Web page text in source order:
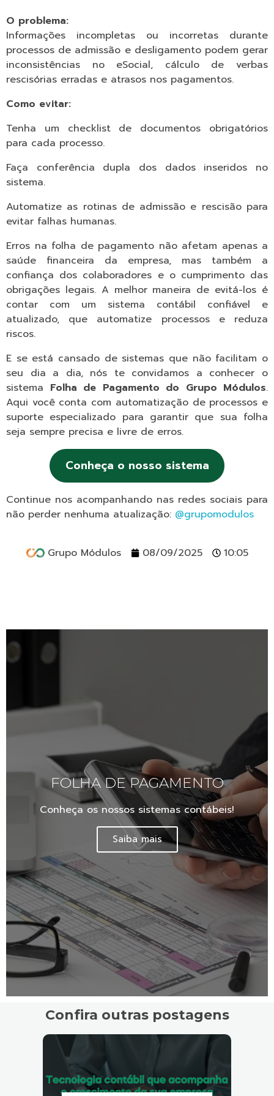
O problema:
Informações incompletas ou incorretas durante
processos de admissão e desligamento podem gerar
inconsistências no eSocial, cálculo de verbas
rescisórias erradas e atrasos nos pagamentos.
Como evitar:
Tenha um checklist de documentos obrigatórios
para cada processo.
Faça conferência dupla dos dados inseridos no
sistema.
Automatize as rotinas de admissão e rescisão para
evitar falhas humanas.
Erros na folha de pagamento não afetam apenas a
saúde financeira da empresa, mas também a
confiança dos colaboradores e o cumprimento das
obrigações legais. A melhor maneira de evitá-los é
contar com um sistema contábil confiável e
atualizado, que automatize processos e reduza
riscos.
E se está cansado de sistemas que não facilitam o
seu dia a dia, nós te convidamos a conhecer o
sistema Folha de Pagamento do Grupo Módulos.
Aqui você conta com automatização de processos e
suporte especializado para garantir que sua folha
seja sempre precisa e livre de erros.
Conheça o nosso sistema
Continue nos acompanhando nas redes sociais para
não perder nenhuma atualização: @grupomodulos
Grupo Módulos 08/09/2025 10:05
FOLHA DE PAGAMENTO
Conheça os nossos sistemas contábeis!
Saiba mais
Confira outras postagens